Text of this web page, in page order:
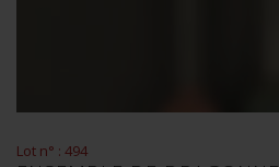
Lot n° : 494